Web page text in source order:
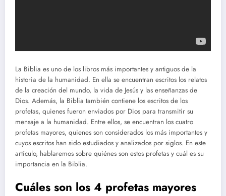
La Biblia es uno de los libros más importantes y antiguos de la
historia de la humanidad. En ella se encuentran escritos los relatos
de la creación del mundo, la vida de Jesús y las enseñanzas de
Dios. Además, la Biblia también contiene los escritos de los
profetas, quienes fueron enviados por Dios para transmitir su
mensaje a la humanidad. Entre ellos, se encuentran los cuatro
profetas mayores, quienes son considerados los más importantes y
cuyos escritos han sido estudiados y analizados por siglos. En este
artículo, hablaremos sobre quiénes son estos profetas y cuál es su
importancia en la Biblia.
Cuáles son los 4 profetas mayores